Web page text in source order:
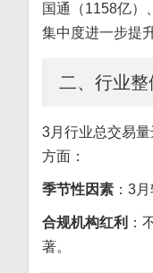
国通（1158亿）
集中度进一步提升
二、行业
3月行业总交易量
方面：
季节性因素 ：3
合规机构红利 ：
著。